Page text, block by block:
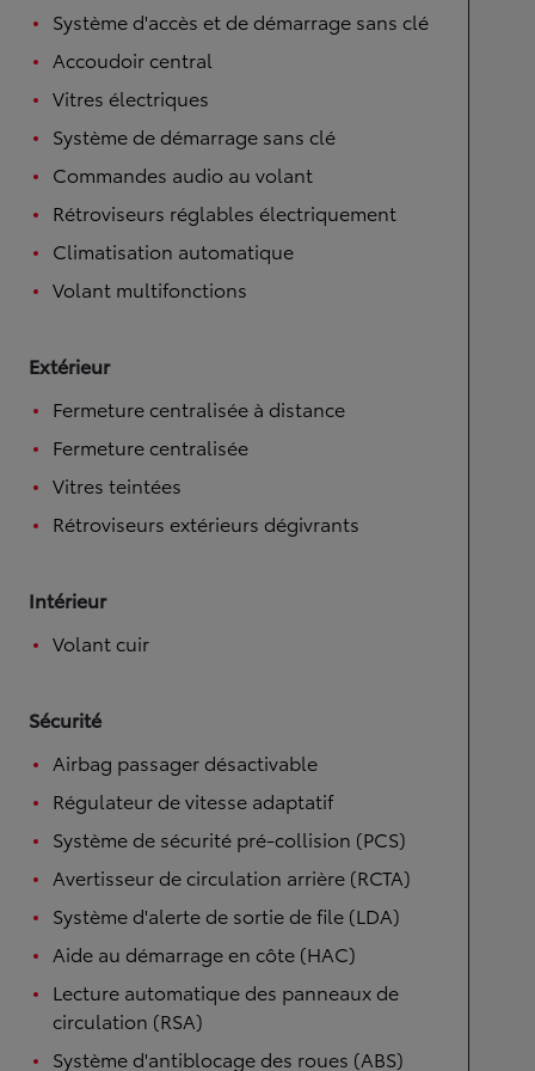
Système d'accès et de démarrage sans clé
Accoudoir central
Vitres électriques
Système de démarrage sans clé
Commandes audio au volant
Rétroviseurs réglables électriquement
Climatisation automatique
Volant multifonctions
Extérieur
Fermeture centralisée à distance
Fermeture centralisée
Vitres teintées
Rétroviseurs extérieurs dégivrants
Intérieur
Volant cuir
Sécurité
Airbag passager désactivable
Régulateur de vitesse adaptatif
Système de sécurité pré-collision (PCS)
Avertisseur de circulation arrière (RCTA)
Système d'alerte de sortie de file (LDA)
Aide au démarrage en côte (HAC)
Lecture automatique des panneaux de
circulation (RSA)
Système d'antiblocage des roues (ABS)